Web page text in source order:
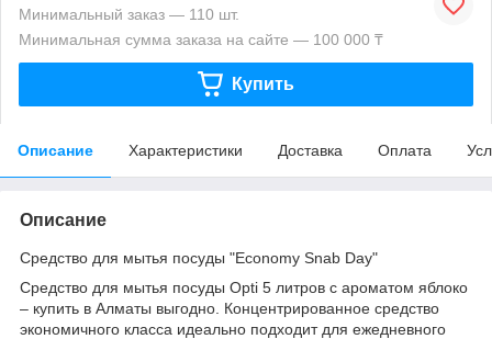
Минимальный заказ — 110 шт.
Минимальная сумма заказа на сайте — 100 000 ₸
Купить
Описание Характеристики Доставка Оплата
Описание
Средство для мытья посуды "Economy Snab Day"
Средство для мытья посуды Opti 5 литров с ароматом яблоко
– купить в Алматы выгодно. Концентрированное средство
экономичного класса идеально подходит для ежедневного